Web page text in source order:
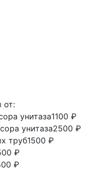
от:
унитаза1100 ₽
унитаза2500 ₽
труб1500 ₽
₽
₽